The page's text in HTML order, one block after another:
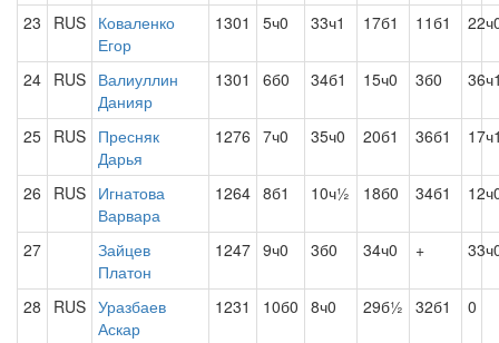
23 RUS Коваленко
Егор
1301 5ч0 33ч1 17б1 11б1
24 RUS Валиуллин
Данияр
1301 6б0 34б1 15ч0 3б0
25 RUS Пресняк
Дарья
1276 7ч0 35ч0 20б1 36б1
26 RUS Игнатова
Варвара
1264 8б1 10ч½ 18б0 34б1
27
Зайцев
Платон
1247 9ч0 3б0 34ч0 +
28 RUS Уразбаев
Аскар
1231 10б0 8ч0 29б½ 32б1 0